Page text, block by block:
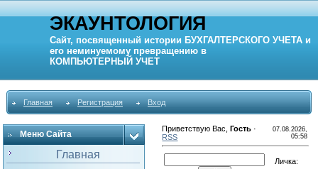
ЭКАУНТОЛОГИЯ
Сайт, посвященный истории БУХГАЛТЕРСКОГО УЧЕТА и
его неминуемому превращению в
КОМПЬЮТЕРНЫЙ УЧЕТ
Главная Регистрация Вход
Меню Сайта
Главная
Приветствую Вас ,Гость ·
RSS
07.08.2026,
05:58
Личка: